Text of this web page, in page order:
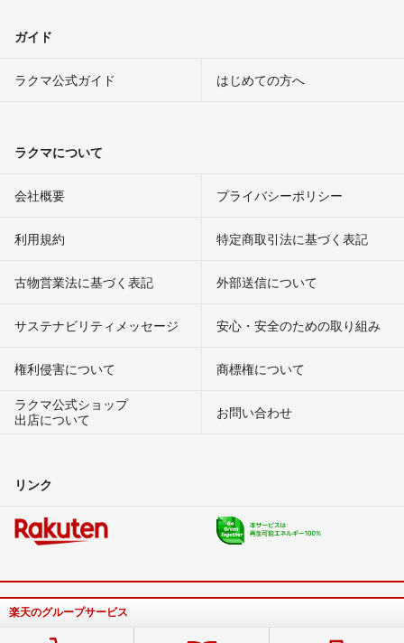
ガイド
ラクマ公式ガイド はじめての方へ
ラクマについて
会社概要 プライバシーポリシー
利用規約 特定商取引法に基づく表記
古物営業法に基づく表記 外部送信について
サステナビリティメッセージ 安心・安全のための取り組み
権利侵害について
商標権について
ラクマ公式ショップ
出店について
お問い合わせ
リンク
楽天のグループサービス